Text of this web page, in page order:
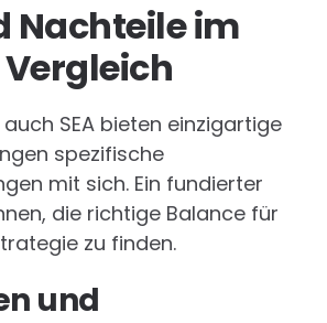
Nachteile im
auch SEA bieten einzigartige
spezifische
mit sich. Ein fundierter
die richtige Balance für
zu finden.
und